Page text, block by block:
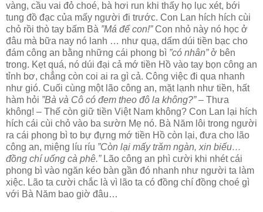
vàng, cầu vai đỏ choé, bà hơi run khi thấy họ lục xét, bới
tung đồ đạc của mấy người đi trước. Con Lan hích hích cùi
chỏ rồi thò tay bấm Bà ”Má để con!”Con nhỏ này nó học ở
đâu mà bữa nay nó lanh … như quạ, dấm dúi tiền bạc cho
đám công an bằng những cái phong bì ”có nhân”ở bên
trong. Kẹt quá, nó dúi đại cả mớ tiền Hồ vào tay bọn công an
tỉnh bơ, chẳng còn coi ai ra gì cả. Công việc đi qua nhanh
như gió. Cuối cùng một lão công an, mặt lạnh như tiền, hất
hàm hỏi ”Bà và Cô có đem theo đô la không?”– Thưa
không! – Thế còn giữ tiền Việt Nam không? Con Lan lại hích
hích cái cùi chỏ vào ba sườn Mẹ nó. Bà Năm lôi trong người
ra cái phong bì to bự đựng mớ tiền Hồ còn lại, đưa cho lão
công an, miệng líu ríu ”Còn lại mấy trăm ngàn, xin biếu…
đồng chí uống cà phê.”Lão công an phì cười khi nhét cái
phong bì vào ngăn kéo bàn gần đó nhanh như người ta làm
xiệc. Lão ta cười chắc là vì lão ta có đồng chí đồng choé gì
với Bà Năm bao giờ đâu…